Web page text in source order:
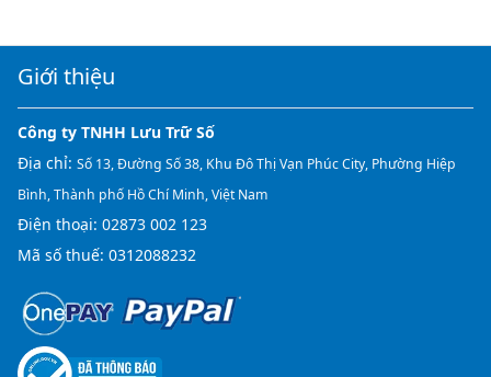
Giới thiệu
Công ty TNHH Lưu Trữ Số
Địa chỉ: Số 13, Đường Số 38, Khu Đô Thị Vạn Phúc City, Phường Hiệp
Bình, Thành phố Hồ Chí Minh, Việt Nam
Điện thoại: 02873 002 123
Mã số thuế: 0312088232